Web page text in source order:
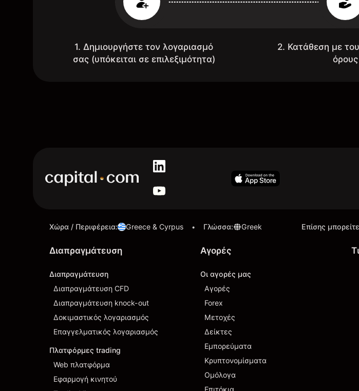
1. Δημιουργήστε τον λογαριασμό
σας (υπόκειται σε επιλεξιμότητα)
2. Κατάθεση με
όρους
Χώρα / Περιφέρεια: Greece & Cyrpus • Γλώσσα: Greek Επίσης
Διαπραγμάτευση
Διαπραγμάτευση
Διαπραγμάτευση CFD
Διαπραγμάτευση knock-out
Δοκιμαστικός λογαριασμός
Επαγγελματικός λογαριασμός
Πλατφόρμες trading
Web πλατφόρμα
Εφαρμογή κινητού
Αγορές
Οι αγορές μας
Αγορές
Forex
Μετοχές
Δείκτες
Εμπορεύματα
Κρυπτονομίσματα
Ομόλογα
Επιτόκια